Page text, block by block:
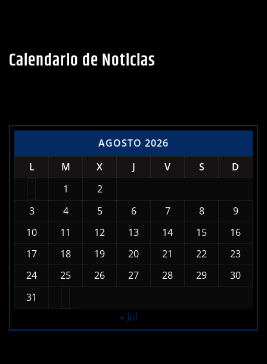
Calendario de Noticias
AGOSTO 2026
L
M X J V S
D
1
2
3
4 5 6 7 8
9
10
11 12 13 14 15
16
17
18 19 20 21 22
23
24
25 26 27 28 29
30
31
« Jul